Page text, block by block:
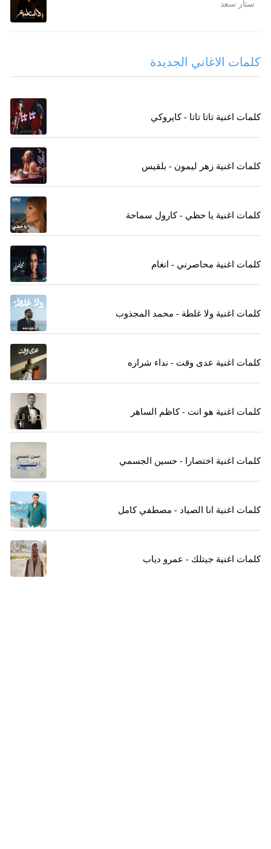
ستار سعد
كلمات الاغاني الجديدة
كلمات اغنية تاتا تاتا - كايروكي
كلمات اغنية زهر ليمون - بلقيس
كلمات اغنية يا حظي - كارول سماحة
كلمات اغنية محاصرني - انغام
كلمات اغنية ولا غلطة - محمد المجذوب
كلمات اغنية عدى وقت - نداء شراره
كلمات اغنية هو انت - كاظم الساهر
كلمات اغنية اختصارا - حسين الجسمي
كلمات اغنية انا الصياد - مصطفي كامل
كلمات اغنية جيتلك - عمرو دياب